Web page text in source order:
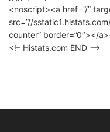
<noscript><a href=”/”
src=”//
counter” border=”0″></
<!– Histats.com END –>